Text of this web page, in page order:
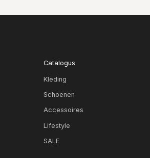
Catalogus
Kleding
Schoenen
Accessoires
Lifestyle
SALE